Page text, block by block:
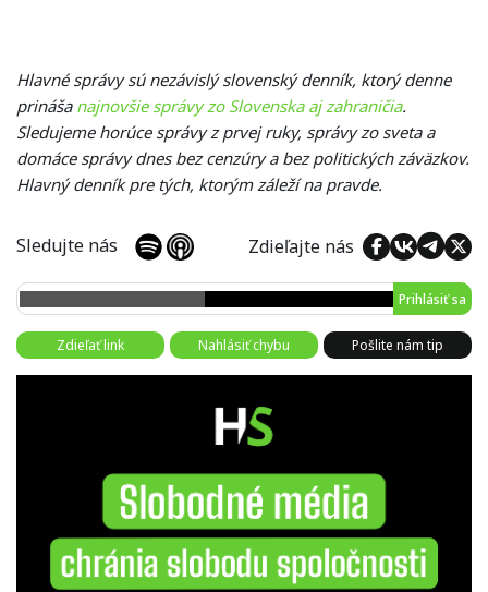
Hlavné správy sú nezávislý slovenský denník, ktorý denne
prináša najnovšie správy zo Slovenska aj zahraničia.
Sledujeme horúce správy z prvej ruky, správy zo sveta a
domáce správy dnes bez cenzúry a bez politických záväzkov.
Hlavný denník pre tých, ktorým záleží na pravde.
Sledujte nás Zdieľajte nás
Prihlásiť sa
Zdieľať link Nahlásiť chybu Pošlite nám tip